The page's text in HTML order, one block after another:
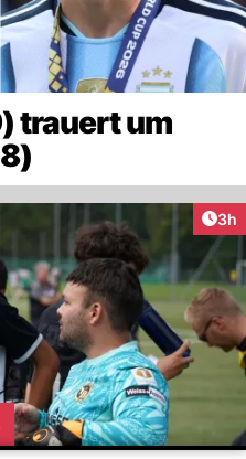
trauert um
3h